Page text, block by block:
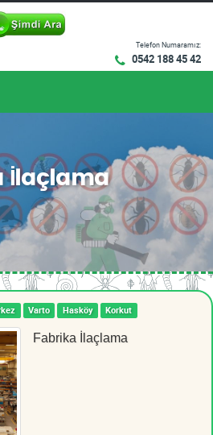
Telefon Numaramız:
0542 188 45 42
İlaçlama
Varto Hasköy Korkut
Fabrika İlaçlama